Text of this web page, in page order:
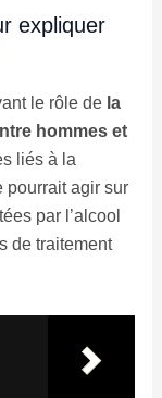
expliquer
le rôle de la
hommes et
liés à la
pourrait agir sur
par l’alcool
de traitement